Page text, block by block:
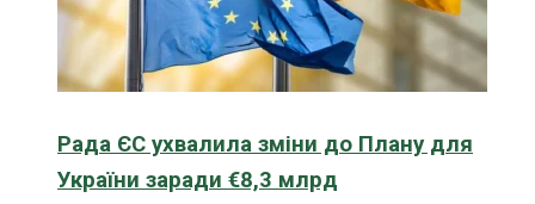
Рада ЄС ухвалила зміни до Плану для
України заради €8,3 млрд